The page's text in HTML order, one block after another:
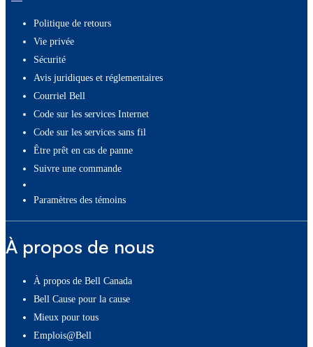
Politique de retours
Vie privée
Sécurité
Avis juridiques et réglementaires
Courriel Bell
Code sur les services Internet
Code sur les services sans fil
Être prêt en cas de panne
Suivre une commande
paramètres des témoins
À propos de nous
À propos de Bell Canada
Bell Cause pour la cause
Mieux pour tous
Emplois@Bell